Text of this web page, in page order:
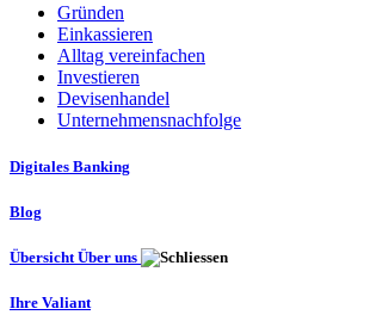
Gründen
Einkassieren
Alltag vereinfachen
Investieren
Devisenhandel
Unternehmensnachfolge
Digitales Banking
Blog
Übersicht Über uns
Ihre Valiant